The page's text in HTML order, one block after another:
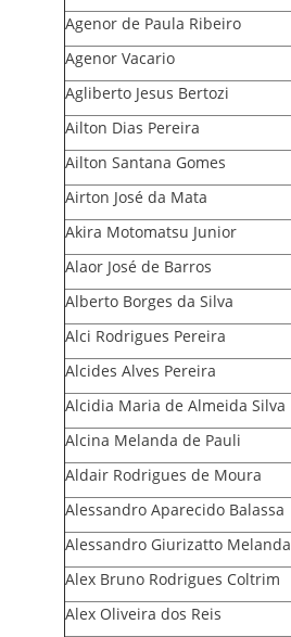
INFORMATIVOS
ASSEMBLÉIAS
NOTÍCIAS
VÍDEOS
FILIAÇÃO
PROGRAMA
AROEIRA
CONTATO
Agenor de Paula Ribeiro
Agenor Vacario
Agliberto Jesus Bertozi
Ailton Dias Pereira
Ailton Santana Gomes
Airton José da Mata
Akira Motomatsu Junior
Alaor José de Barros
Alberto Borges da Silva
Alci Rodrigues Pereira
Alcides Alves Pereira
Alcidia Maria de Almeida Silva
Alcina Melanda de Pauli
Aldair Rodrigues de Moura
Alessandro Aparecido Balassa
Alessandro Giurizatto Melanda
Alex Bruno Rodrigues Coltrim
Alex Oliveira dos Reis